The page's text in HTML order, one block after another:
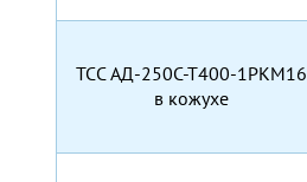
TCC АД-250С-Т400-1РКМ16
в кожухе